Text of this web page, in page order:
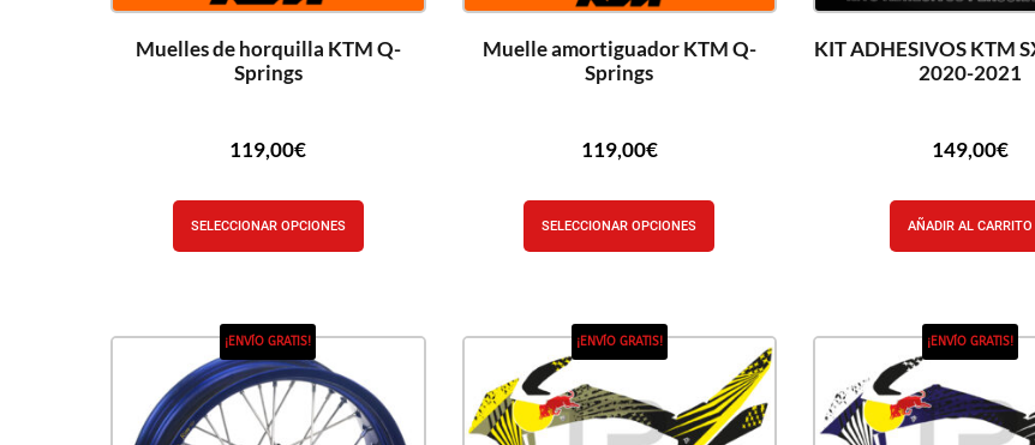
Muelles de horquilla KTM Q-
Springs
119,00€
SELECCIONAR OPCIONES
Muelle amortiguador KTM Q-
Springs
119,00€
SELECCIONAR OPCIONES
KIT ADHESIVOS KTM
2020-2021
149,00€
AÑADIR AL CARRITO
¡ENVÍO GRATIS! ¡ENVÍO GRATIS! ¡ENVÍO GRATIS!